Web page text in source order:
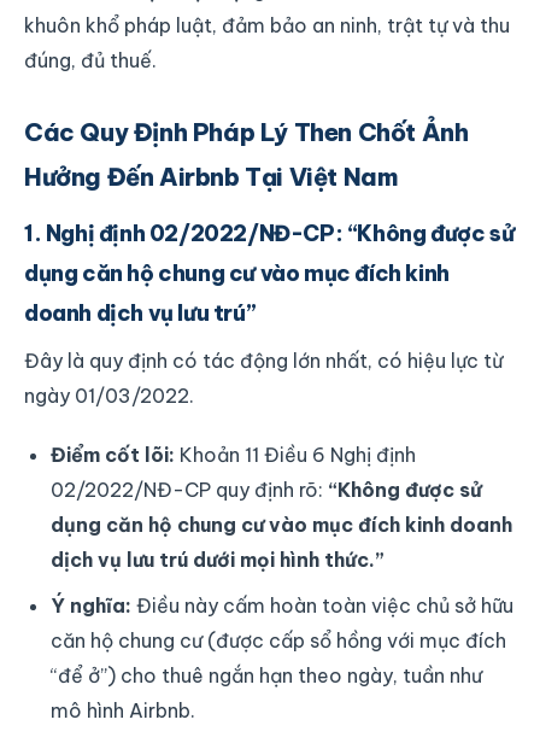
khuôn khổ pháp luật, đảm bảo an ninh, trật tự và thu
đúng, đủ thuế.
Các Quy Định Pháp Lý Then Chốt Ảnh
Hưởng Đến Airbnb Tại Việt Nam
1. Nghị định 02/2022/NĐ-CP: “Không được sử
dụng căn hộ chung cư vào mục đích kinh
doanh dịch vụ lưu trú”
Đây là quy định có tác động lớn nhất, có hiệu lực từ
ngày 01/03/2022.
Điểm cốt lõi: Khoản 11 Điều 6 Nghị định
02/2022/NĐ-CP quy định rõ: “Không được sử
dụng căn hộ chung cư vào mục đích kinh doanh
dịch vụ lưu trú dưới mọi hình thức.”
Ý nghĩa: Điều này cấm hoàn toàn việc chủ sở hữu
căn hộ chung cư (được cấp sổ hồng với mục đích
“để ở”) cho thuê ngắn hạn theo ngày, tuần như
mô hình Airbnb.